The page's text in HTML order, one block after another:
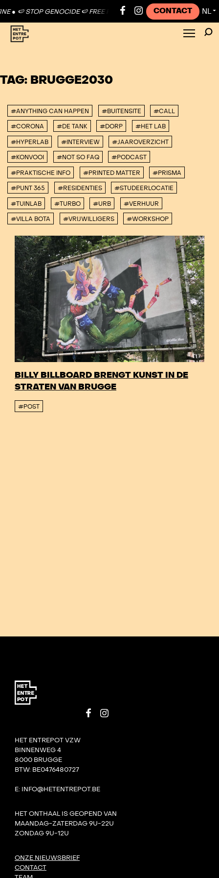
● 🍉 STOP GENOCIDE 🍉 FREE PALESTINE ● 🍉 STOP GENOCIDE 🍉
CONTACT NL ▼
TAG: BRUGGE2030
#ANYTHING CAN HAPPEN #BUITENSITE #CALL
#CORONA #DE TANK #DORP #HET LAB
#HYPERLAB #INTERVIEW #JAAROVERZICHT
#KONVOOI #NOT SO FAQ #PODCAST
#PRAKTISCHE INFO #PRINTED MATTER #PRISMA
#PUNT 365 #RESIDENTIES #STUDEERLOCATIE
#TUINLAB #TURBO #URB #VERHUUR
#VILLA BOTA #VRIJWILLIGERS #WORKSHOP
BILLY BILLBOARD BRENGT KUNST IN DE
STRATEN VAN BRUGGE
#POST
HET ENTREPOT VZW
BINNENWEG 4
8000 BRUGGE
BTW: BE0476480727
E: INFO@HETENTREPOT.BE
HET ONTHAAL IS GEOPEND VAN
MAANDAG-ZATERDAG 9U-22U
ZONDAG 9U-12U
ONZE NIEUWSBRIEF
CONTACT